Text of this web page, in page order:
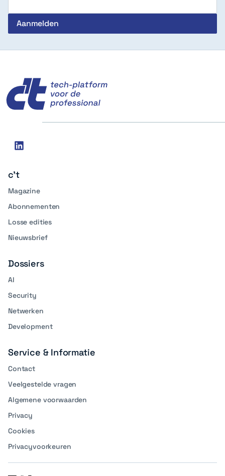
Social
linkedin
c't
Magazine
Abonnementen
Losse edities
Nieuwsbrief
Dossiers
AI
Security
Netwerken
Development
Service & Informatie
Contact
Veelgestelde vragen
Algemene voorwaarden
Privacy
Cookies
Privacyvoorkeuren